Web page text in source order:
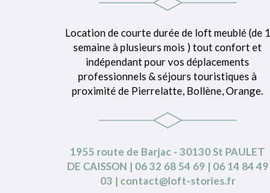
Location de courte durée de loft meublé (de 1
semaine à plusieurs mois ) tout confort et
indépendant pour vos déplacements
professionnels & séjours touristiques à
proximité de Pierrelatte, Bollène, Orange.
1955 route de Barjac - 30130 St PAULET
DE CAISSON | 06 32 68 54 69 | 06 14 84 49
03 | contact@loft-stories.fr